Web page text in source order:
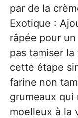
par de la
Exotique :
râpée pour
pas tamiser
cette étape
farine non
grumeaux qui
moelleux à la